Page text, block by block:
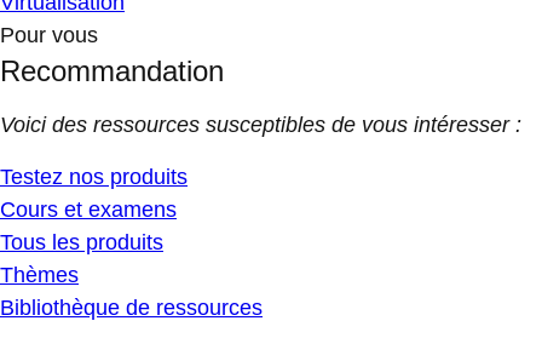
Pour vous
Recommandation
Voici des ressources susceptibles de vous intéresser :
Testez nos produits
Cours et examens
Tous les produits
Thèmes
Bibliothèque de ressources